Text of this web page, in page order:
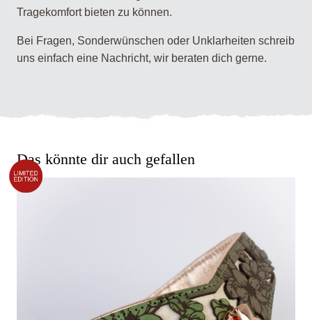
Tragekomfort bieten zu können.
Bei Fragen, Sonderwünschen oder Unklarheiten schreib
uns einfach eine Nachricht, wir beraten dich gerne.
Das könnte dir auch gefallen